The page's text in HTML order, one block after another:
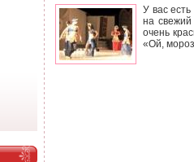
У вас
на
очень
«Ой,